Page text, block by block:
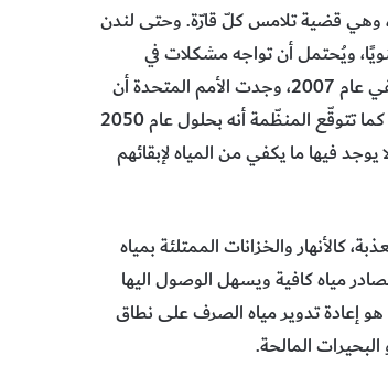
وهي قضية تلامس كلّ قارّة. وحتى لندن
على 600 ملليمتر من الأمطار سنويًا، ويُحتمل أن تواجه مشكلات في
الإمداد بحلول عام 2025. ومن المحتّم أن تتفاقم الأمور مع تنامي عدد السكان، ففي عام 2007، وجدت الأمم المتحدة أن
نحو 1.6 بليون شخص يفتقرون إلى البنية التحتية الكافية لتزويدهم بمياه الشرب، كما تتوقّع المنظّمة أنه بحلول عام 2050
فيها ما يكفي من المياه لإبقائهم
كالأنهار والخزانات الممتلئة بمياه
مياه كافية ويسهل الوصول اليها
إعادة تدوير مياه الصرف على نطاق
المالحة.